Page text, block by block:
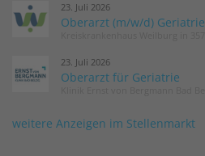
23. Juli 2026
Oberarzt (m/w/d) Geriatrie
23. Juli 2026
Oberarzt für Geriatrie
weitere Anzeigen im Stellenmarkt